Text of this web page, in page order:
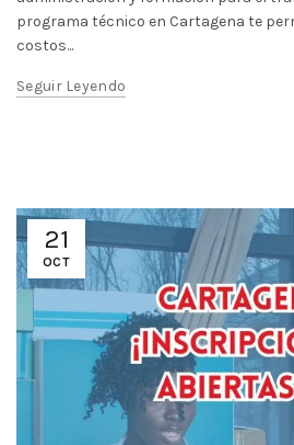
programa técnico en Cartagena te
costos...
Seguir Leyendo
21
OCT